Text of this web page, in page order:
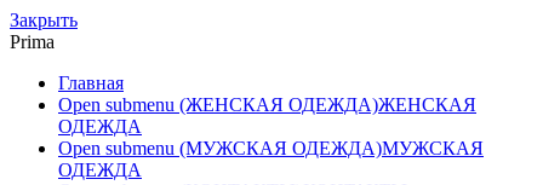
Закрыть
Prima
Главная
Open submenu (ЖЕНСКАЯ ОДЕЖДА)ЖЕНСКАЯ
ОДЕЖДА
Open submenu (МУЖСКАЯ ОДЕЖДА)МУЖСКАЯ
ОДЕЖДА